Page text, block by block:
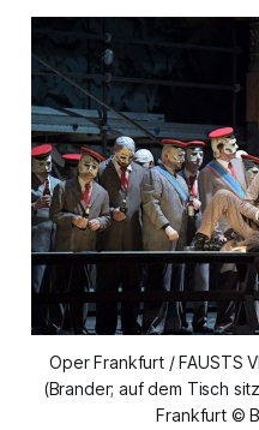
Oper Frankfurt / FAUSTS
(Brander; auf dem Tisch
Frankfurt ©